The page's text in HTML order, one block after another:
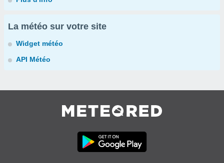
La météo sur votre site
Widget météo
API Météo